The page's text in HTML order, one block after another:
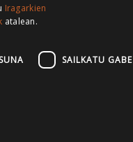
GUKA
GUKA
ZUMAIA GUKA
Iragarkien
atalean.
SAILKATU GABE